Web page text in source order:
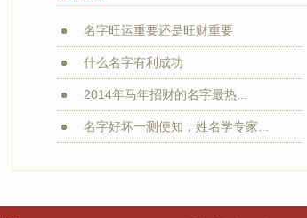
名字旺运重要还是旺财重要
什么名字有利成功
2014年马年招财的名字最热...
名字好坏一测便知，姓名学专家...